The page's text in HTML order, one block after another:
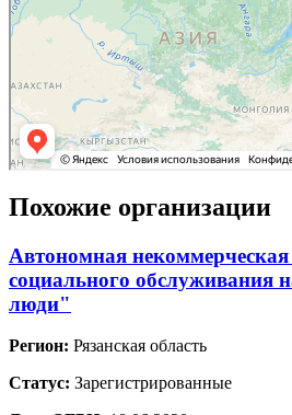
Похожие организации
Автономная
социального обслуживания
люди"
Регион: Рязанская область
Статус: Зарегистрированные